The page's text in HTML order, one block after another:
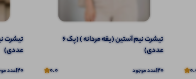
تیشرت نیم آستین (یقه مردانه ) (پک 6
عددی)
120عدد موجود 0.0
عددی)
120عدد